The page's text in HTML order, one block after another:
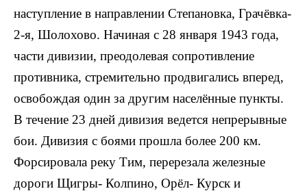
наступление в направлении Степановка, Грачёвка-
2-я, Шолохово. Начиная с 28 января 1943 года,
части дивизии, преодолевая сопротивление
противника, стремительно продвигались вперед,
освобождая один за другим населённые пункты.
В течение 23 дней дивизия ведется непрерывные
бои. Дивизия с боями прошла более 200 км.
Форсировала реку Тим, перерезала железные
дороги Щигры- Колпино, Орёл- Курск и